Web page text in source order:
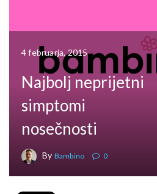
4 februarja, 2015
Najbolj neprijetni
simptomi
nosečnosti
By Bambino 0